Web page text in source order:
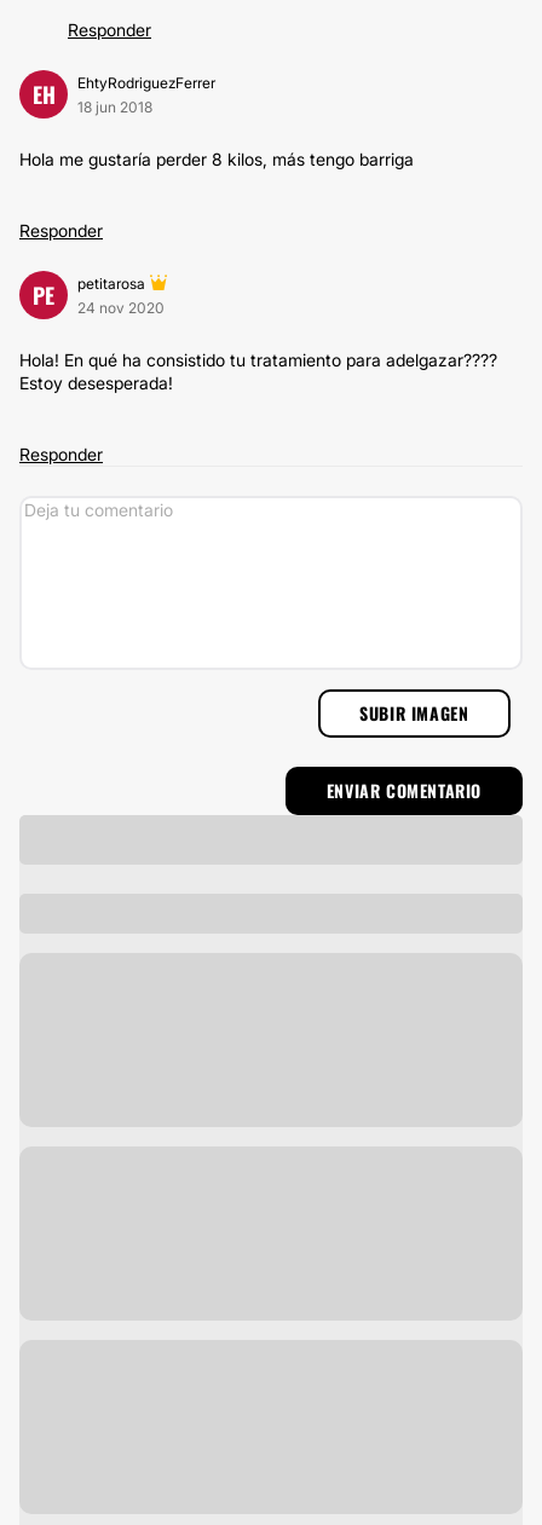
Responder
EH
EhtyRodriguezFerrer
18 jun 2018
Hola me gustaría perder 8 kilos, más tengo barriga
Responder
PE
petitarosa
24 nov 2020
Hola! En qué ha consistido tu tratamiento para adelgazar????
Estoy desesperada!
Responder
SUBIR IMAGEN